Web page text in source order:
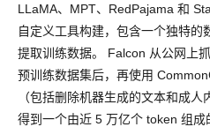
LLaMA、MPT、RedPajama 和
自定义工具构建，包含一个独特的
提取训练数据。 Falcon 从公网上
预训练数据集后，再使用
（包括删除机器生成的文本和成
得到一个由近 5 万亿个 token 组成